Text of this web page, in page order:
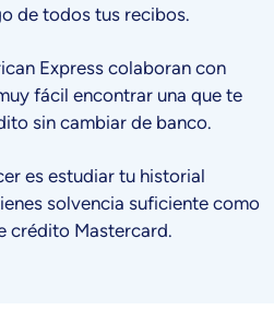
de todos tus recibos.
Express colaboran con
fácil encontrar una que te
sin cambiar de banco.
es estudiar tu historial
solvencia suficiente como
crédito Mastercard.